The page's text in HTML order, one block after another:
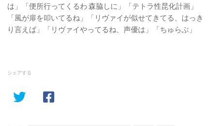
は」「便所行ってくるわ 森脇しに」「テトラ性昆化計画」
「風が扉を叩いてるね」「リヴァイが似せてきてる、はっき
り言えば」「リヴァイやってるね、声優は」「ちゅらぶ」
シェアする